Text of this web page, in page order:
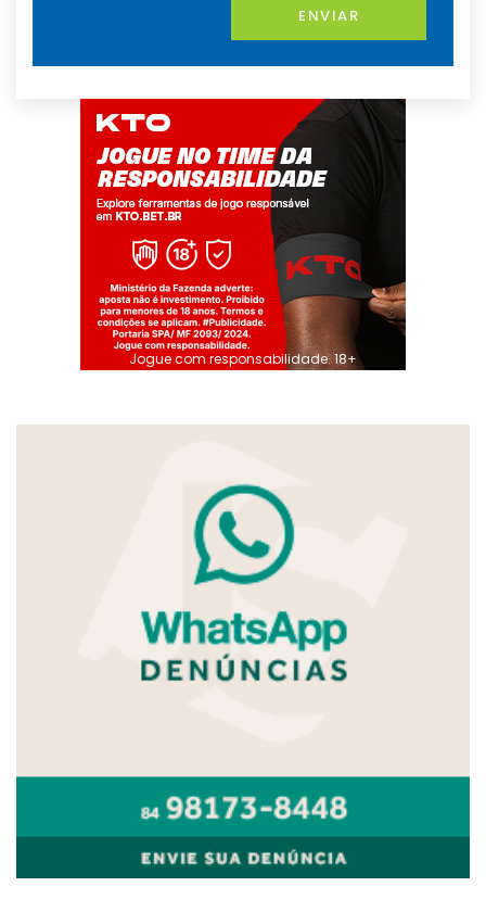
ENVIAR
Jogue com responsabilidade. 18+